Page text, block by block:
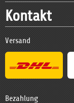
Kontakt
Versand
Bezahlung